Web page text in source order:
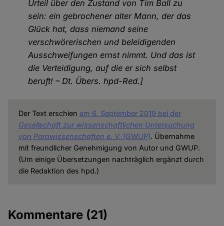
Urteil über den Zustand von Tim Ball zu
sein: ein gebrochener alter Mann, der das
Glück hat, dass niemand seine
verschwörerischen und beleidigenden
Ausschweifungen ernst nimmt. Und das ist
die Verteidigung, auf die er sich selbst
beruft! – Dt. Übers. hpd-Red.]
Der Text erschien am 6. September 2019 bei der
Gesellschaft zur wissenschaftlichen Untersuchung
von Parawissenschaften e. V. (GWUP). Übernahme
mit freundlicher Genehmigung von Autor und GWUP.
(Um einige Übersetzungen nachträglich ergänzt durch
die Redaktion des hpd.)
Kommentare (21)